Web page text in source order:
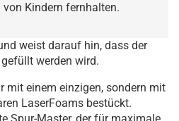
von Kindern fernhalten.
weist darauf hin, dass der
werden wird.
mit einem einzigen, sondern mit
LaserFoams bestückt.